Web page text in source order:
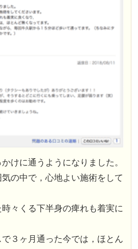
けに通うようになりました。
の中で，心地よい施術をして
々くる下半身の痺れも着実に
３ヶ月通った今では，ほとん